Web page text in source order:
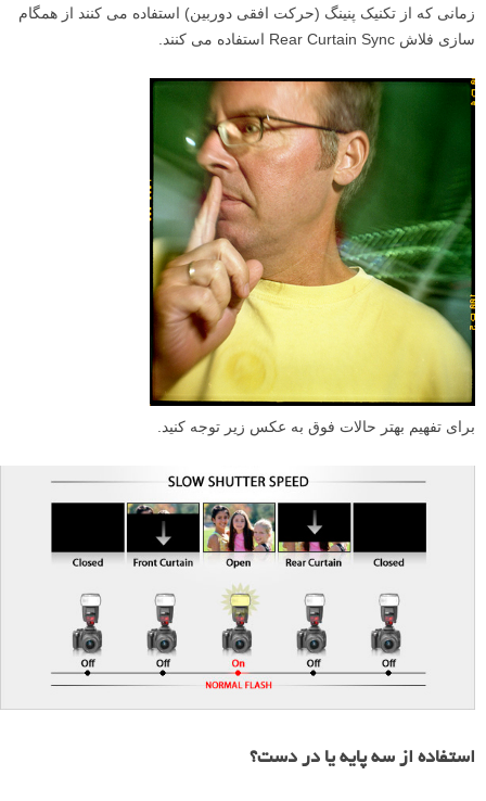
زمانی که از تکنیک پنینگ (حرکت افقی دوربین) استفاده می کنند از همگام
سازی فلاش Rear Curtain Sync استفاده می کنند.
برای تفهیم بهتر حالات فوق به عکس زیر توجه کنید.
استفاده از سه پایه یا در دست؟